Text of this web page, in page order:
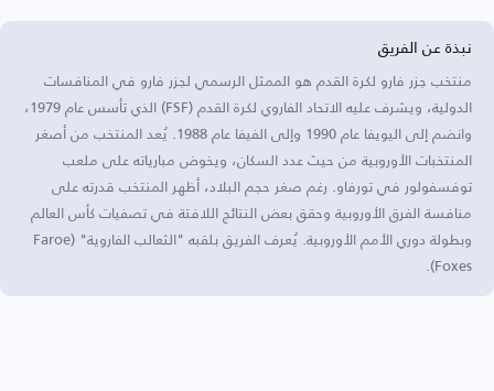
نبذة عن الفريق
منتخب جزر فارو لكرة القدم هو الممثل الرسمي لجزر فارو في المنافسات
الدولية، ويشرف عليه الاتحاد الفاروي لكرة القدم (FSF) الذي تأسس عام 1979،
وانضم إلى اليويفا عام 1990 وإلى الفيفا عام 1988. يُعد المنتخب من أصغر
المنتخبات الأوروبية من حيث عدد السكان، ويخوض مبارياته على ملعب
توفسفولور في تورفاو. رغم صغر حجم البلاد، أظهر المنتخب قدرته على
منافسة الفرق الأوروبية وحقق بعض النتائج اللافتة في تصفيات كأس العالم
وبطولة دوري الأمم الأوروبية. يُعرف الفريق بلقبه "الثعالب الفاروية" (Faroe
Foxes).